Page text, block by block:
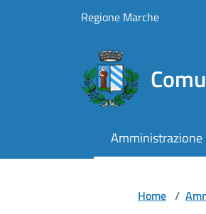
Vai ai contenutiRegione Marche
Amministrazione
Home /